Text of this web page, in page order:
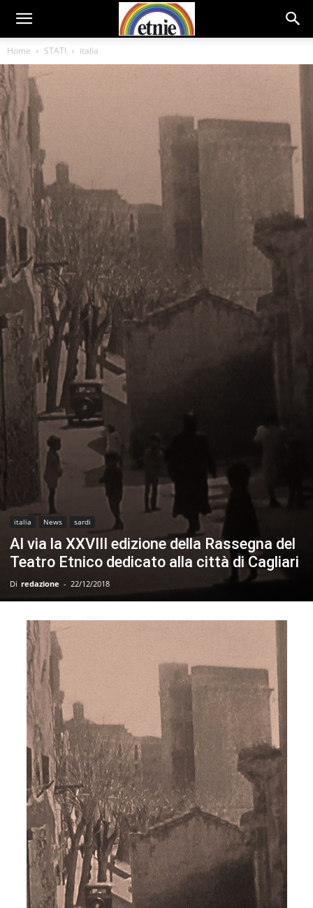
Home STATI italia
italia News sardi
Al via la XXVIII edizione della Rassegna del
Teatro Etnico dedicato alla città di Cagliari
Di redazione - 22/12/2018